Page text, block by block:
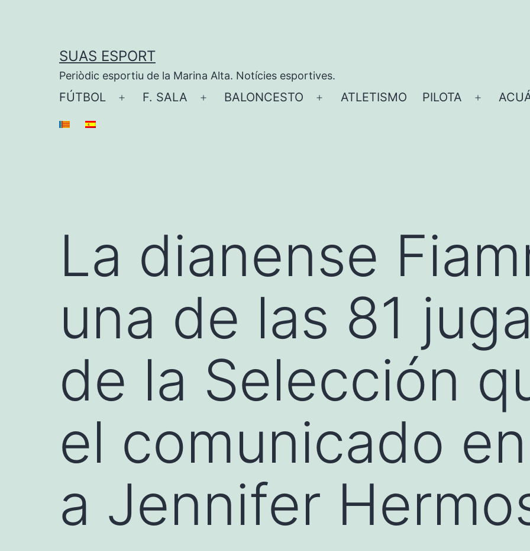
SUAS ESPORT
Periòdic esportiu de la Marina Alta. Notícies esportives.
FÚTBOL
Abrir
F. SALA
Abrir
BALONCESTO
Abrir
ATLETISMO PILOTA
Abrir
La dianense
una de las 81
de la Selección
el comunicado
a Jennifer